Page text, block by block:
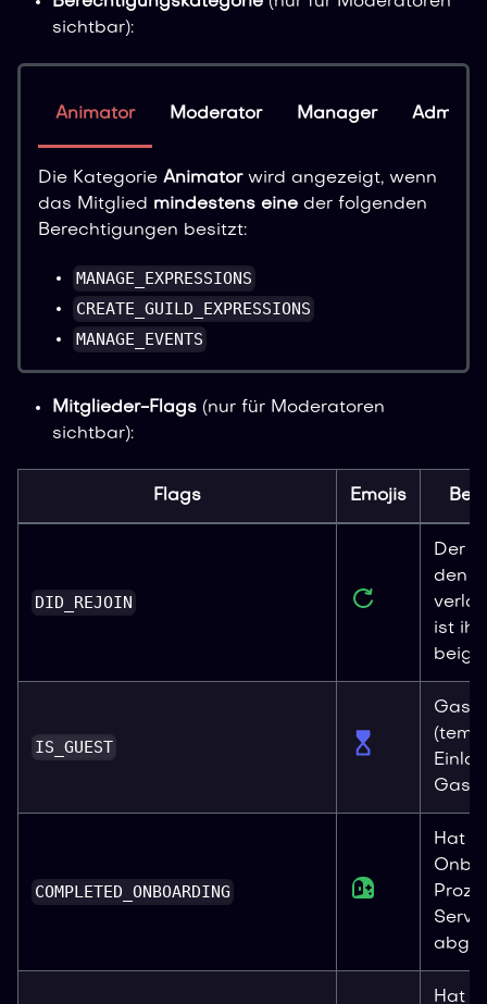
sichtbar):
Animator Moderator Manager
Die Kategorie Animatorwird angezeigt, wenn
das Mitglied mindestens eine der folgenden
Berechtigungen besitzt:
MANAGE_EXPRESSIONS
CREATE_GUILD_EXPRESSIONS
MANAGE_EVENTS
Mitglieder-Flags (nur für Moderatoren
sichtbar):
Flags Emojis
DID_REJOIN
Der
den
ist
IS_GUEST
COMPLETED_ONBOARDING
Hat
Hat